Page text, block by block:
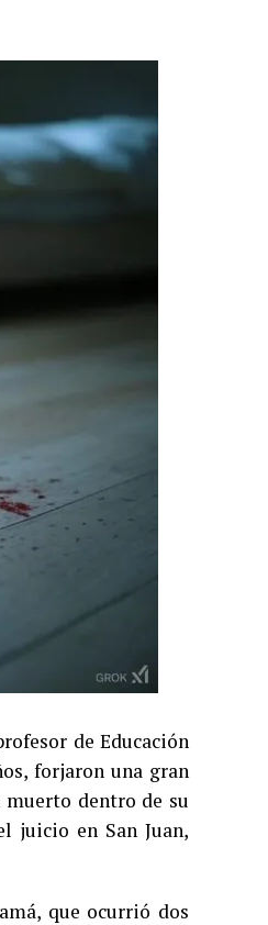
de Educación
forjaron una gran
muerto dentro de su
juicio en San Juan,
que ocurrió dos